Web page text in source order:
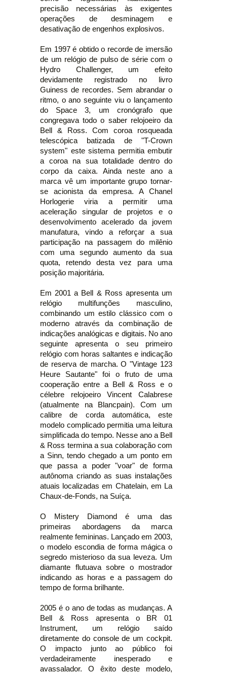
precisão necessárias às exigentes
operações de desminagem e
desativação de engenhos explosivos.
Em 1997 é obtido o recorde de imersão
de um relógio de pulso de série com o
Hydro Challenger, um efeito
devidamente registrado no livro
Guiness de recordes. Sem abrandar o
ritmo, o ano seguinte viu o lançamento
do Space 3, um cronógrafo que
congregava todo o saber relojoeiro da
Bell & Ross. Com coroa rosqueada
telescópica batizada de "T-Crown
system" este sistema permitia embutir
a coroa na sua totalidade dentro do
corpo da caixa. Ainda neste ano a
marca vê um importante grupo tornar-
se acionista da empresa. A Chanel
Horlogerie viria a permitir uma
aceleração singular de projetos e o
desenvolvimento acelerado da jovem
manufatura, vindo a reforçar a sua
participação na passagem do milênio
com uma segundo aumento da sua
quota, retendo desta vez para uma
posição majoritária.
Em 2001 a Bell & Ross apresenta um
relógio multifunções masculino,
combinando um estilo clássico com o
moderno através da combinação de
indicações analógicas e digitais. No ano
seguinte apresenta o seu primeiro
relógio com horas saltantes e indicação
de reserva de marcha. O "Vintage 123
Heure Sautante" foi o fruto de uma
cooperação entre a Bell & Ross e o
célebre relojoeiro Vincent Calabrese
(atualmente na Blancpain). Com um
calibre de corda automática, este
modelo complicado permitia uma leitura
simplificada do tempo. Nesse ano a Bell
& Ross termina a sua colaboração com
a Sinn, tendo chegado a um ponto em
que passa a poder "voar" de forma
autônoma criando as suas instalações
atuais localizadas em Chatelain, em La
Chaux-de-Fonds, na Suíça.
O Mistery Diamond é uma das
primeiras abordagens da marca
realmente femininas. Lançado em 2003,
o modelo escondia de forma mágica o
segredo misterioso da sua leveza. Um
diamante flutuava sobre o mostrador
indicando as horas e a passagem do
tempo de forma brilhante.
2005 é o ano de todas as mudanças. A
Bell & Ross apresenta o BR 01
Instrument, um relógio saído
diretamente do console de um cockpit.
O impacto junto ao público foi
verdadeiramente inesperado e
avassalador. O êxito deste modelo,